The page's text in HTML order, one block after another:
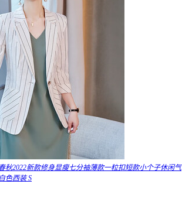
秋2022新款修身显瘦七分袖薄款一粒扣短款小个子休闲气
色西装 S